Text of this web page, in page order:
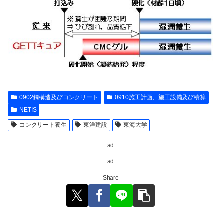
0902鋼構造及びコンクリート
0910施工計画、施工設備及び積算
NETIS
コンクリート養生 東洋建設 東海大学
ad
ad
Share